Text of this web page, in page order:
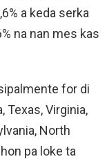
a keda serka
na nan mes kas
for di
Texas, Virginia,
North
pa loke ta